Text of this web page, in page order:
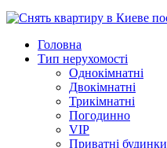
Головна
Тип нерухомості
Однокімнатні
Двокімнатні
Трикімнатні
Погодинно
VIP
Приватні будинки